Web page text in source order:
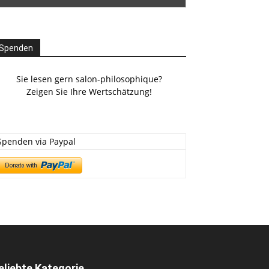
Sie lesen gern salon-philosophique?
Zeigen Sie Ihre Wertschätzung!
via Paypal